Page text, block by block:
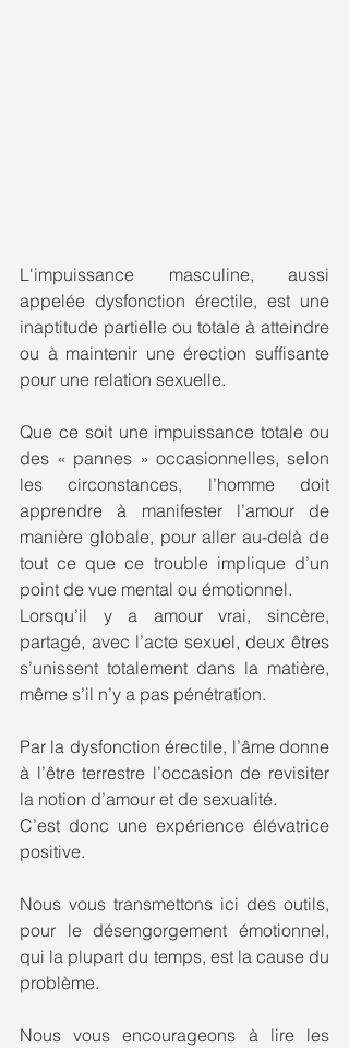
L'impuissance masculine, aussi
appelée dysfonction érectile, est une
inaptitude partielle ou totale à atteindre
ou à maintenir une érection suffisante
pour une relation sexuelle.
Que ce soit une impuissance totale ou
des « pannes » occasionnelles, selon
les circonstances, l’homme doit
apprendre à manifester l’amour de
manière globale, pour aller au-delà de
tout ce que ce trouble implique d’un
point de vue mental ou émotionnel.
Lorsqu’il y a amour vrai, sincère,
partagé, avec l’acte sexuel, deux êtres
s’unissent totalement dans la matière,
même s’il n’y a pas pénétration.
Par la dysfonction érectile, l’âme donne
à l’être terrestre l’occasion de revisiter
la notion d’amour et de sexualité.
C’est donc une expérience élévatrice
positive.
Nous vous transmettons ici des outils,
pour le désengorgement émotionnel,
qui la plupart du temps, est la cause du
problème.
Nous vous encourageons à lire les